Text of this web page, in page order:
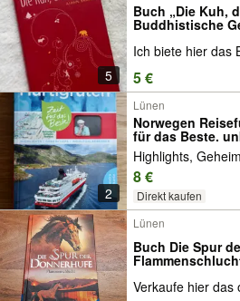
5
Buch „Die Kuh,
Buddhistische
Ich biete hier das
5 €
2
Lünen
Norwegen
für das Beste.
Highlights,
8 €
Direkt kaufen
Lünen
Buch Die Spur
Verkaufe hier das